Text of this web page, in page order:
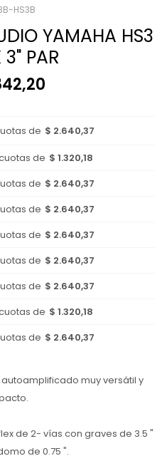
HS3B
YAMAHA HS3
PAR
de $ 2.640,37
de $ 1.320,18
de $ 2.640,37
de $ 2.640,37
de $ 2.640,37
de $ 2.640,37
de $ 2.640,37
de $ 1.320,18
de $ 2.640,37
autoamplificado muy versátil y
de 2- vías con graves de 3.5 "
de 0.75 ".